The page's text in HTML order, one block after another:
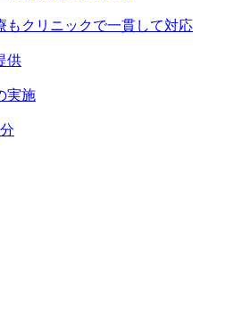
もクリニックで一貫して対応
供
実施